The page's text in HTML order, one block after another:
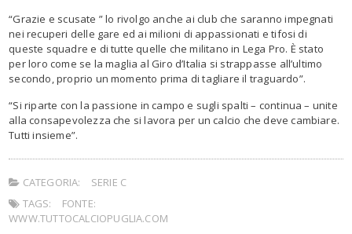
“Grazie e scusate ” lo rivolgo anche ai club che saranno impegnati
nei recuperi delle gare ed ai milioni di appassionati e tifosi di
queste squadre e di tutte quelle che militano in Lega Pro. È stato
per loro come se la maglia al Giro d’Italia si strappasse all’ultimo
secondo, proprio un momento prima di tagliare il traguardo”.
“Si riparte con la passione in campo e sugli spalti – continua – unite
alla consapevolezza che si lavora per un calcio che deve cambiare.
Tutti insieme”.
CATEGORIA:
SERIE C
TAGS:
FONTE:
WWW.TUTTOCALCIOPUGLIA.COM